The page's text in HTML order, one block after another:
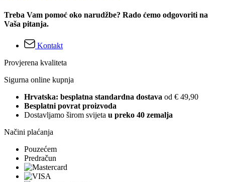
Treba Vam pomoć oko narudžbe? Rado ćemo odgovoriti na
Vaša pitanja.
Kontakt
Provjerena kvaliteta
Sigurna online kupnja
Hrvatska: besplatna standardna dostava od € 49,90
Besplatni povrat proizvoda
Dostavljamo širom svijeta u preko 40 zemalja
Načini plaćanja
Pouzećem
Predračun